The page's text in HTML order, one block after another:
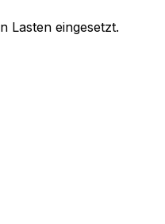
Lasten eingesetzt.